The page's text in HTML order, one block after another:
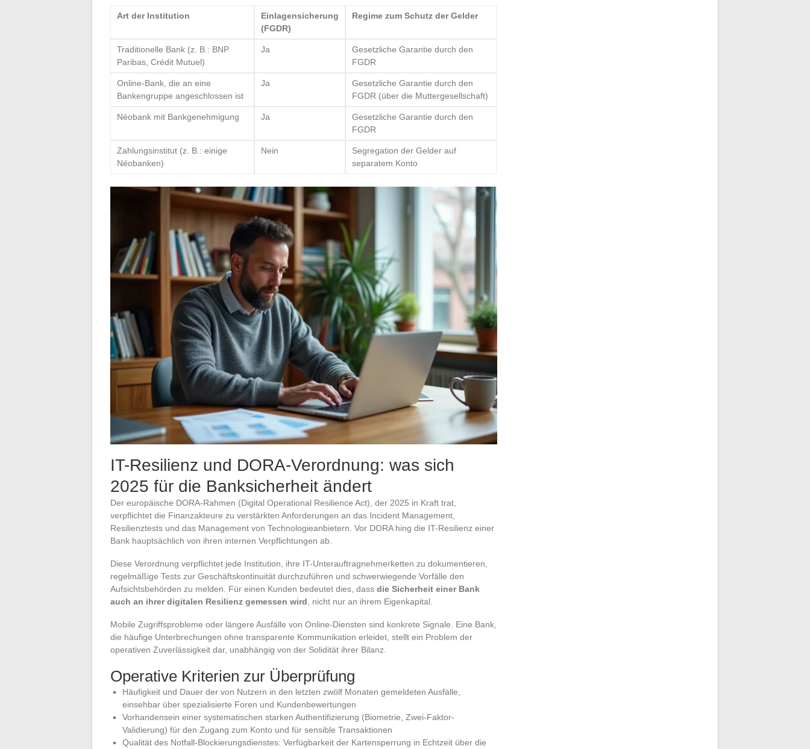
Art der Institution
Einlagensicherung
(FGDR)
Regime zum Schutz der Gelder
Traditionelle Bank (z. B.: BNP
Paribas, Crédit Mutuel)
Ja
Gesetzliche Garantie durch den
FGDR
Online-Bank, die an eine
Bankengruppe angeschlossen ist
Ja
Gesetzliche Garantie durch den
FGDR (über die Muttergesellschaft)
Néobank mit Bankgenehmigung Ja
Gesetzliche Garantie durch den
FGDR
Zahlungsinstitut (z. B.: einige
Néobanken)
Nein
Segregation der Gelder auf
separatem Konto
IT-Resilienz und DORA-Verordnung: was sich
2025 für die Banksicherheit ändert
Der europäische DORA-Rahmen (Digital Operational Resilience Act), der 2025 in Kraft trat,
verpflichtet die Finanzakteure zu verstärkten Anforderungen an das Incident Management,
Resilienztests und das Management von Technologieanbietern. Vor DORA hing die IT-Resilienz einer
Bank hauptsächlich von ihren internen Verpflichtungen ab.
Diese Verordnung verpflichtet jede Institution, ihre IT-Unterauftragnehmerketten zu dokumentieren,
regelmäßige Tests zur Geschäftskontinuität durchzuführen und schwerwiegende Vorfälle den
Aufsichtsbehörden zu melden. Für einen Kunden bedeutet dies, dass die Sicherheit einer Bank
auch an ihrer digitalen Resilienz gemessen wird, nicht nur an ihrem Eigenkapital.
Mobile Zugriffsprobleme oder längere Ausfälle von Online-Diensten sind konkrete Signale. Eine Bank,
die häufige Unterbrechungen ohne transparente Kommunikation erleidet, stellt ein Problem der
operativen Zuverlässigkeit dar, unabhängig von der Solidität ihrer Bilanz.
Operative Kriterien zur Überprüfung
Häufigkeit und Dauer der von Nutzern in den letzten zwölf Monaten gemeldeten Ausfälle,
einsehbar über spezialisierte Foren und Kundenbewertungen
Vorhandensein einer systematischen starken Authentifizierung (Biometrie, Zwei-Faktor-
Validierung) für den Zugang zum Konto und für sensible Transaktionen
Qualität des Notfall-Blockierungsdienstes: Verfügbarkeit der Kartensperrung in Echtzeit über die